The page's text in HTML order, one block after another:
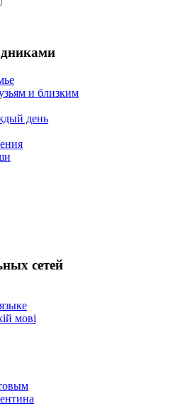
и близким
день
сетей
мові